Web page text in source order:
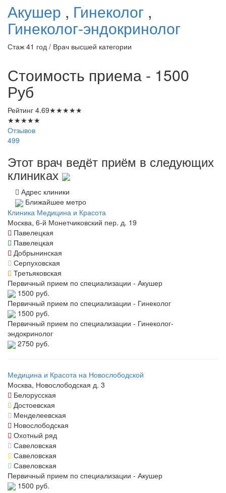
Акушер , Гинеколог ,
Гинеколог-эндокринолог
Стаж 41 год / Врач высшей категории
Стоимость приема - 1500
Руб
Рейтинг 4.69★★★★★
★★★★★
Отзывов
499
Этот врач ведёт приём в следующих
клиниках
Адрес клиники
Ближайшее метро
Клиника Медицина и Красота
Москва, 6-й Монетчиковский пер. д. 19
Павелецкая
Павелецкая
Добрынинская
Серпуховская
Третьяковская
Первичный прием по специализации - Акушер
1500 руб.
Первичный прием по специализации - Гинеколог
1500 руб.
Первичный прием по специализации - Гинеколог-
эндокринолог
2750 руб.
Медицина и Красота на Новослободской
Москва, Новослободская д. 3
Белорусская
Достоевская
Менделеевская
Новослободская
Охотный ряд
Савеловская
Савеловская
Савеловская
Первичный прием по специализации - Акушер
1500 руб.